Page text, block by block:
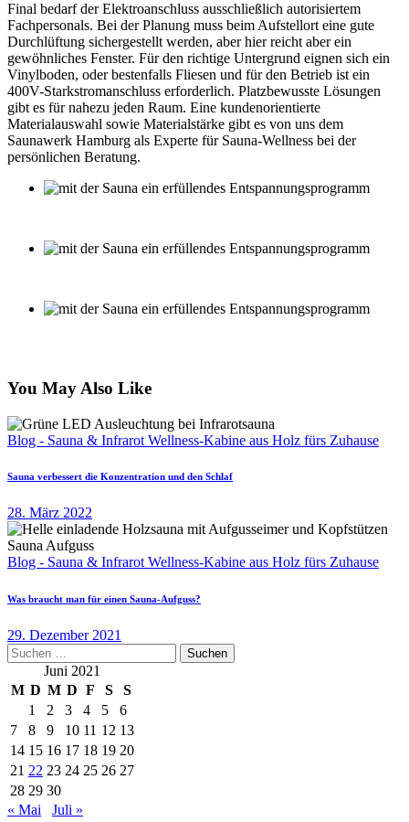
Final bedarf der Elektroanschluss ausschließlich autorisiertem
Fachpersonals. Bei der Planung muss beim Aufstellort eine gute
Durchlüftung sichergestellt werden, aber hier reicht aber ein
gewöhnliches Fenster. Für den richtige Untergrund eignen sich ein
Vinylboden, oder bestenfalls Fliesen und für den Betrieb ist ein
400V-Starkstromanschluss erforderlich. Platzbewusste Lösungen
gibt es für nahezu jeden Raum. Eine kundenorientierte
Materialauswahl sowie Materialstärke gibt es von uns dem
Saunawerk Hamburg als Experte für Sauna-Wellness bei der
persönlichen Beratung.
You May Also Like
Blog - Sauna & Infrarot Wellness-Kabine aus Holz fürs Zuhause
Sauna verbessert die Konzentration und den Schlaf
28. März 2022
Blog - Sauna & Infrarot Wellness-Kabine aus Holz fürs Zuhause
Was braucht man für einen Sauna-Aufguss?
29. Dezember 2021
Suchen
nach: Juni 2021
M D M D F S
S
1
2 3 4 5
6
7
8 9 10 11 12 13
14 15 16 17 18 19 20
21 22 23 24 25 26 27
28 29 30
« Mai
Juli »